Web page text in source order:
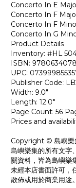
Concerto In E
Concerto In F
Concerto In F
Concerto In G
Product Details
Inventory: #HL
ISBN:
UPC:
Publisher Code:
Width: 9.0"
Length: 12.0"
Page Count: 56
Prices and
Copyright © 島嶼樂
島嶼樂集的所有文字
關資料，皆為島嶼樂
未經本店書面許可，
散佈或用於商業用途。